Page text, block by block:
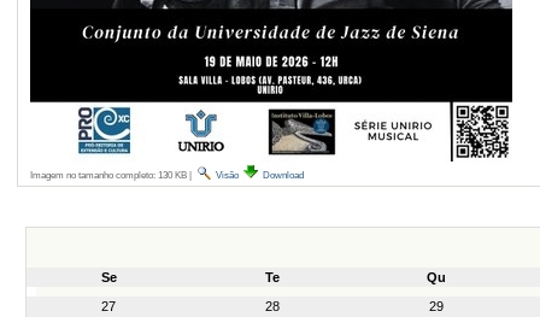
Imagem no tamanho completo: 130 KB| Visão Download
Se Te
Qu
27
28
29